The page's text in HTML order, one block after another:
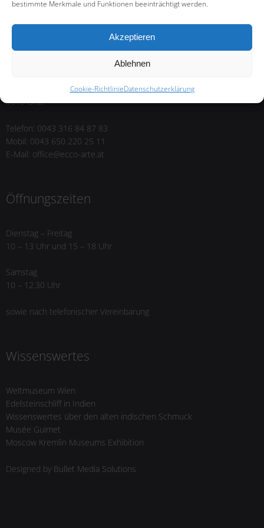
bestimmte Merkmale und Funktionen beeinträchtigt werden.
Akzeptieren
Ablehnen
Cookie-RichtlinieDatenschutzerklärung
8010 Graz
Telefon: 0043 316 84 87 83
Mobil: 0043 650 220 25 11
E-Mail: office@ecco-arte.at
Öffnungszeiten
Dienstag – Freitag
10 – 13 Uhr und 15 – 18 Uhr
Samstag
10 – 12.30 Uhr
sowie nach telefonischer Vereinbarung
Wissenswertes
Weltmuseum Wien
Edelsteinschliff in Indien
Wissenswertes über den alten indischen Schmuck
Musée Guimet
Moscow Kremlin Museums Exhibition
Designed by Bullet Media Solutions